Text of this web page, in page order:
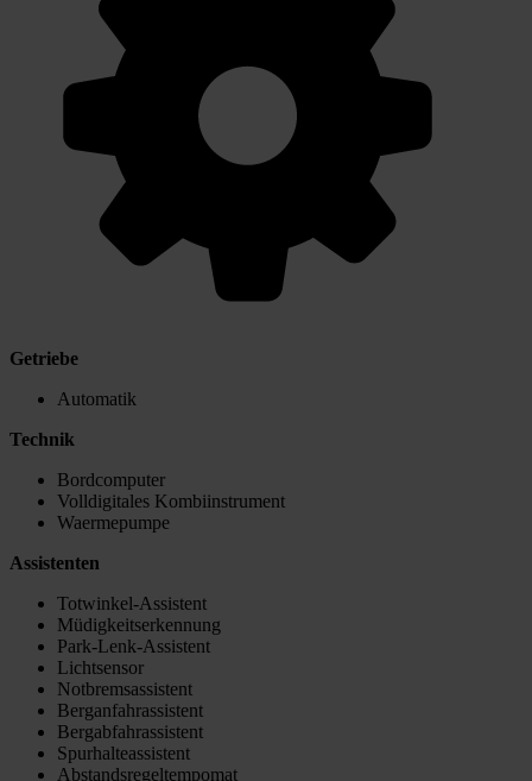
Getriebe
Automatik
Technik
Bordcomputer
Volldigitales Kombiinstrument
Waermepumpe
Assistenten
Totwinkel-Assistent
Müdigkeitserkennung
Park-Lenk-Assistent
Lichtsensor
Notbremsassistent
Berganfahrassistent
Bergabfahrassistent
Spurhalteassistent
Abstandsregeltempomat